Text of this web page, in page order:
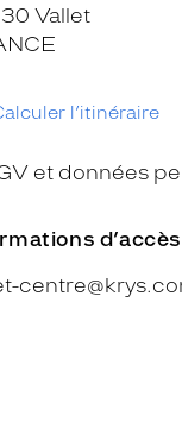
Vallet
l’itinéraire
et données
d’accès